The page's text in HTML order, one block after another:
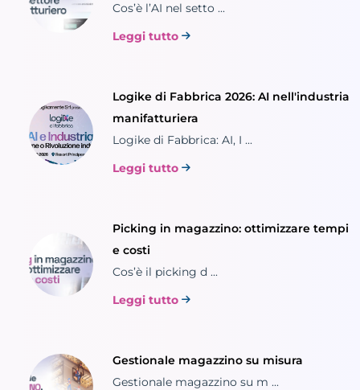
Cos’è l’AI nel setto ...
Leggi tutto
Logike di Fabbrica 2026: AI nell'industria
manifatturiera
Logike di Fabbrica: AI, I ...
Leggi tutto
Picking in magazzino: ottimizzare tempi
e costi
Cos’è il picking d ...
Leggi tutto
Gestionale magazzino su misura
Gestionale magazzino su m ...